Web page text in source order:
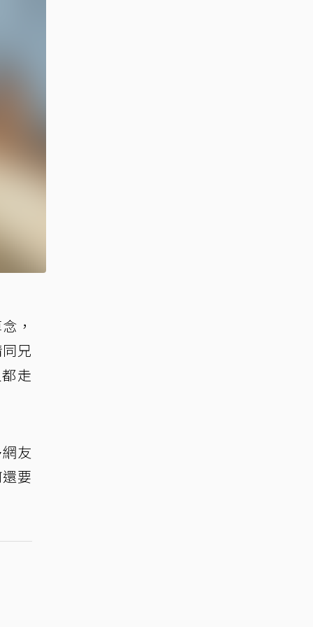
，
兄
走
友
要